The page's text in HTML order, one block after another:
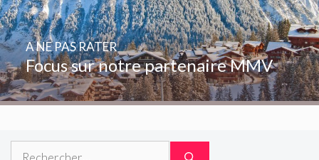
Focus sur notre partenaire MMV
A NE PAS RATER